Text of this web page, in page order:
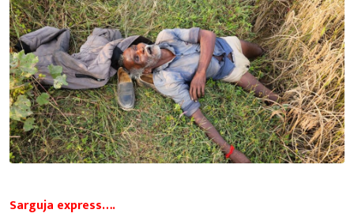
Sarguja express….